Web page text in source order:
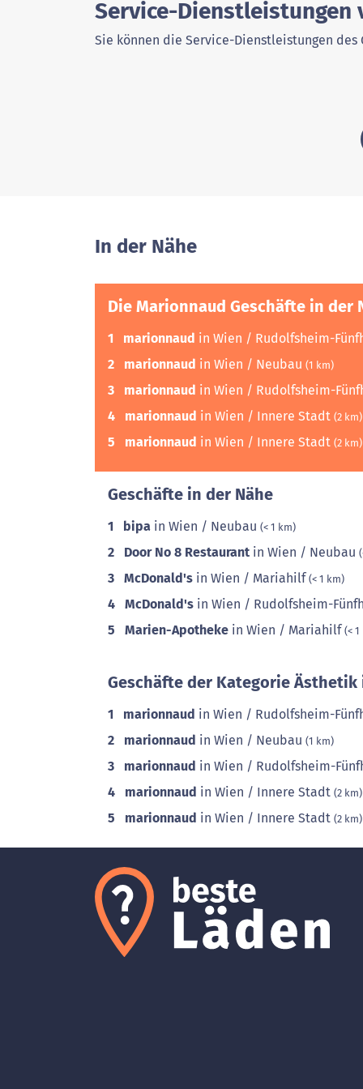
Service-
Sie können die Service-Dienstleistungen des
In der Nähe
Die Marionnaud Geschäfte in der
1 marionnaud in Wien / Rudolfsheim-
2
marionnaud in Wien / Neubau (1 km)
3 marionnaud in Wien / Rudolfsheim-
4
marionnaud in Wien / Innere Stadt (2 km)
5 marionnaud in Wien / Innere Stadt (2 km)
Geschäfte in der Nähe
1 bipa in Wien / Neubau (< 1 km)
2 Door No 8 Restaurant in Wien / Neubau
3 McDonald's in Wien / Mariahilf(< 1 km)
4 McDonald's in Wien / Rudolfsheim-
5
Marien-Apotheke in Wien / Mariahilf(<
Geschäfte der Kategorie Ästhetik
1 marionnaud in Wien / Rudolfsheim-
2
marionnaud in Wien / Neubau (1 km)
3 marionnaud in Wien / Rudolfsheim-
4
marionnaud in Wien / Innere Stadt (2 km)
5 marionnaud in Wien / Innere Stadt (2 km)